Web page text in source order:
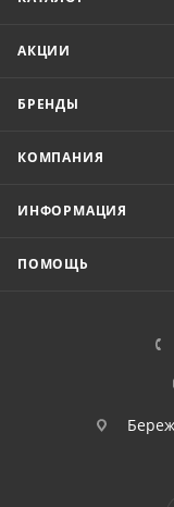
АКЦИИ
БРЕНДЫ
КОМПАНИЯ
ИНФОРМАЦИЯ
ПОМОЩЬ